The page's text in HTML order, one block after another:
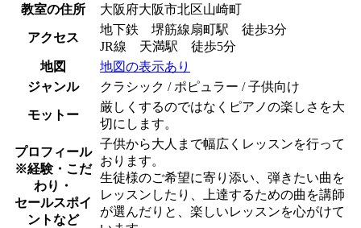
教室の住所 大阪府大阪市北区山崎町
アクセス
地下鉄 堺筋線扇町駅 徒歩3分
JR線 天満駅 徒歩5分
地図
地図の表示あり
ジャンル
クラシック / ポピュラー / 子供向け
モットー
厳しくするのではなくピアノの楽しさを大
切にします。
プロフィール
※経験・こだ
わり・
セールスポイ
ントなど
子供から大人まで幅広くレッスンを行って
おります。
生徒様のご希望に寄り添い、弾きたい曲を
レッスンしたり、上達するための曲を講師
が選んだりと、楽しいレッスンを心がけて